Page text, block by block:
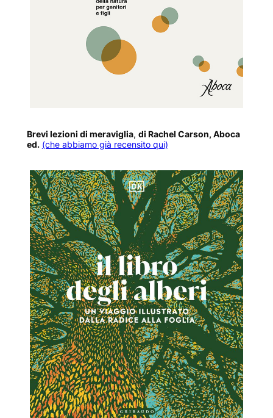
Brevi lezioni di meraviglia, di Rachel Carson, Aboca
ed. (che abbiamo già recensito qui)